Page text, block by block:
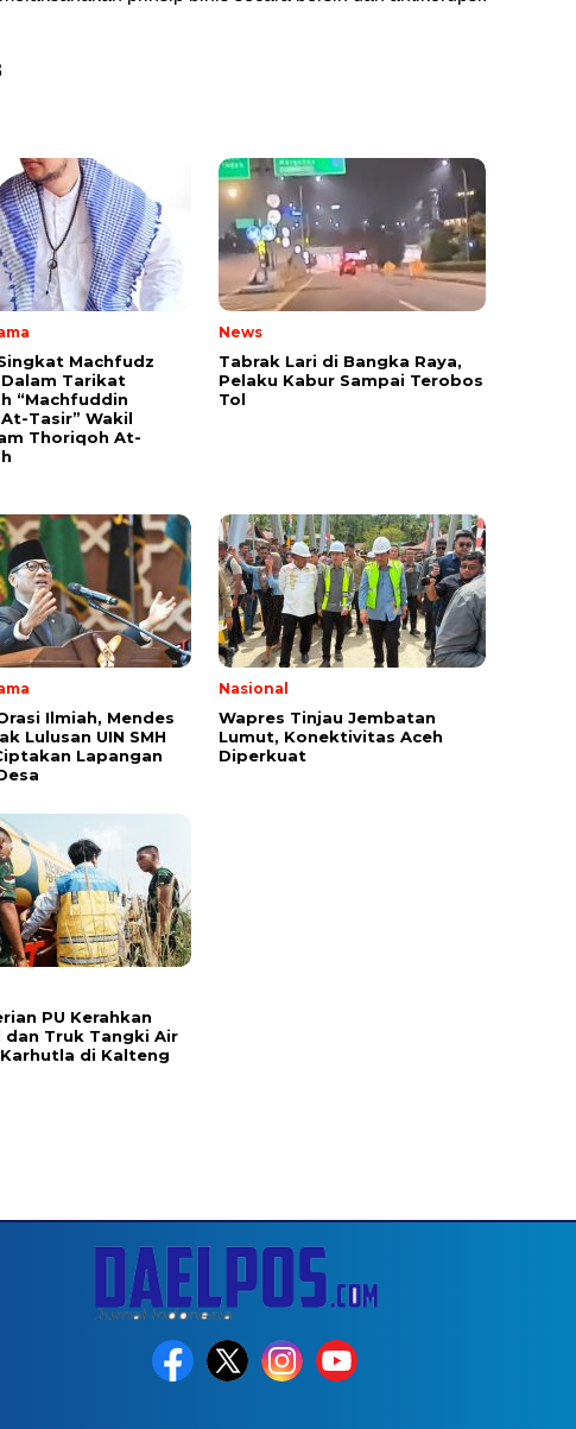
Machfudz
Dalam Tarikat
“Machfuddin
Tasir” Wakil
Thoriqoh At-
News
Tabrak Lari di Bangka Raya,
Pelaku Kabur Sampai Terobos
Tol
Ilmiah, Mendes
Lulusan UIN SMH
Lapangan
Nasional
Wapres Tinjau Jembatan
Lumut, Konektivitas Aceh
Diperkuat
PU Kerahkan
dan Truk Tangki Air
di Kalteng